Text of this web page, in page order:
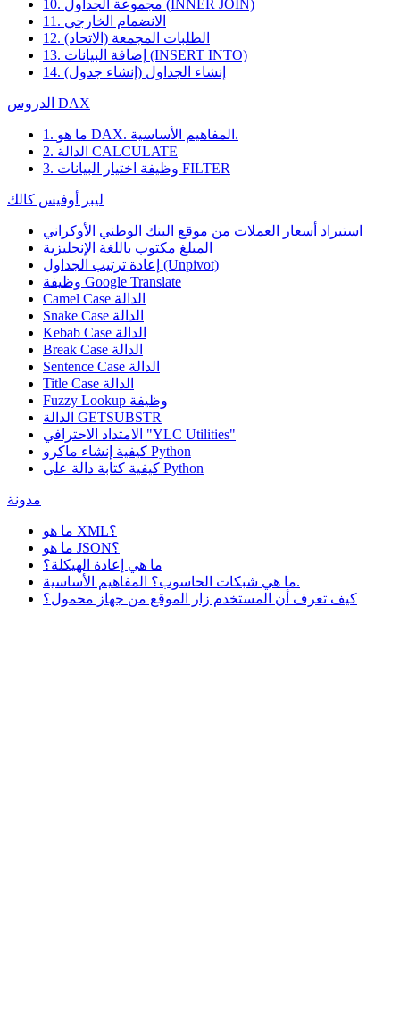
10. مجموعة الجداول (INNER JOIN)
11. الانضمام الخارجي
12. الطلبات المجمعة (الاتحاد)
13. إضافة البيانات (INSERT INTO)
14. إنشاء الجداول (إنشاء جدول)
الدروس DAX
1. ما هو DAX. المفاهيم الأساسية.
2. الدالة CALCULATE
3. وظيفة اختيار البيانات FILTER
ليبر أوفيس كالك
استيراد أسعار العملات من موقع البنك الوطني الأوكراني
المبلغ مكتوب باللغة الإنجليزية
إعادة ترتيب الجداول (Unpivot)
Google Translate
Camel Case الدالة
Snake Case الدالة
Kebab Case الدالة
Break Case الدالة
Sentence Case الدالة
Title Case الدالة
Fuzzy Lookup وظيفة
الدالة GETSUBSTR
الامتداد الاحترافي "YLC Utilities"
كيفية إنشاء ماكرو Python
كيفية كتابة دالة على Python
مدونة
ما هو XML؟
ما هو JSON؟
ما هي إعادة الهيكلة؟
ما هي شبكات الحاسوب؟ المفاهيم الأساسية.
كيف تعرف أن المستخدم زار الموقع من جهاز محمول؟